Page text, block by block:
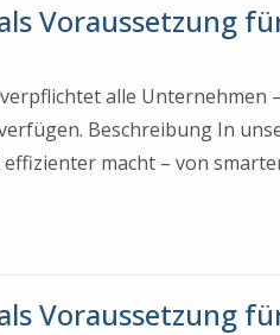
Voraussetzung
alle
Beschreibung In
macht – von
Voraussetzung